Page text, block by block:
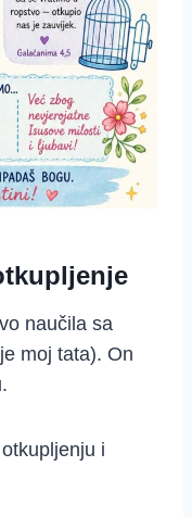
naučila sa
moj tata). On
i